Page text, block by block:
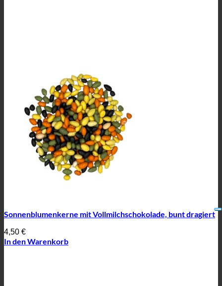
Sonnenblumenkerne mit Vollmilchschokolade, bunt dragiert
4,50 €
In den Warenkorb